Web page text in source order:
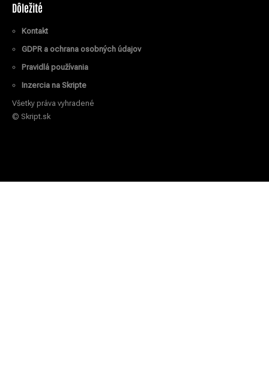
Dôležité
Kontakt
GDPR a ochrana osobných údajov
Pravidlá používania
Inzercia na Skripte
Všetky práva vyhradené
© Skript.sk